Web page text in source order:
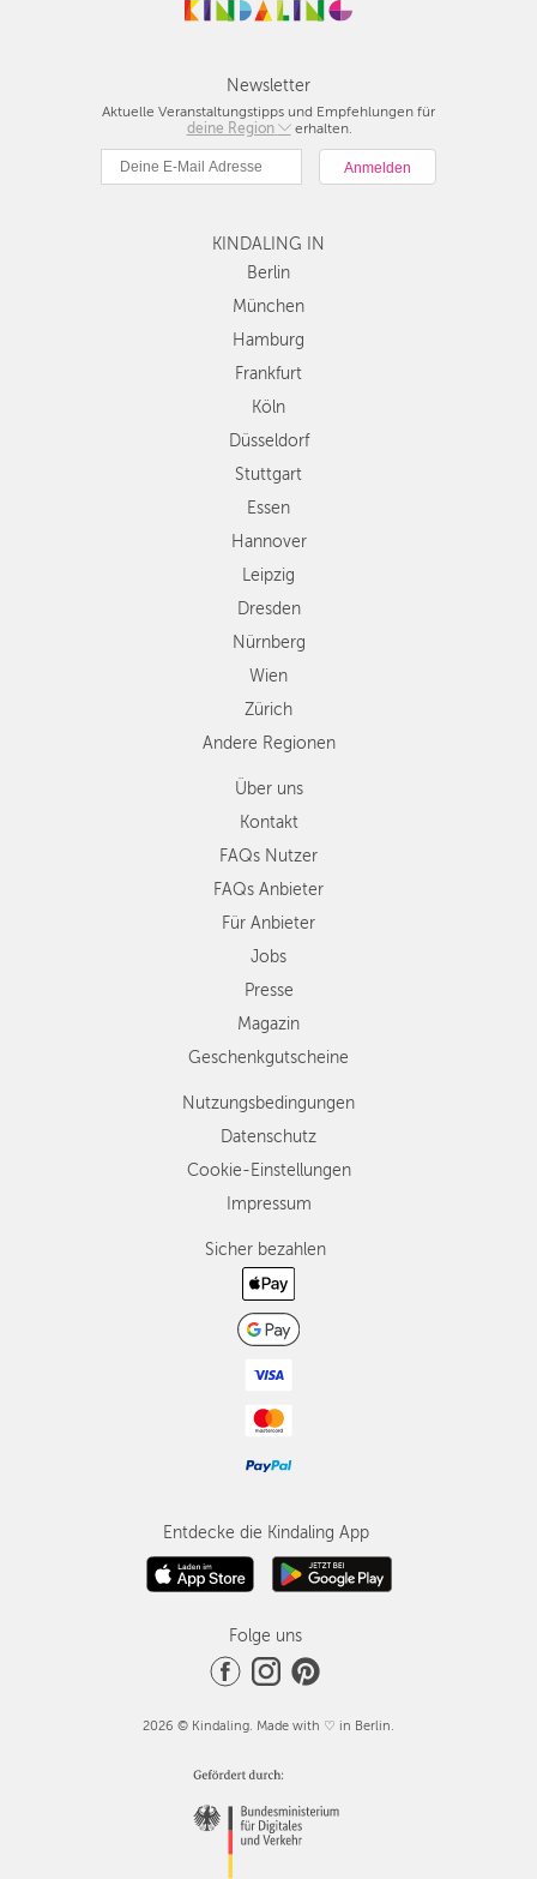
Newsletter
Aktuelle Veranstaltungstipps und Empfehlungen für
deine Region
Berlin
München
Hamburg
Köln
Düsseldorf
Stuttgart
Essen
Dresden
Nürnberg
Wien
Zürich
Andere
Regionen
erhalten.
KINDALING IN
Berlin
München
Hamburg
Frankfurt
Köln
Düsseldorf
Stuttgart
Essen
Hannover
Leipzig
Dresden
Nürnberg
Wien
Zürich
Andere Regionen
Über uns
Kontakt
FAQs Nutzer
FAQs Anbieter
Für Anbieter
Jobs
Presse
Magazin
Geschenkgutscheine
Nutzungsbedingungen
Datenschutz
Cookie-Einstellungen
Impressum
Sicher bezahlen
Entdecke die Kindaling App
Folge uns
2026 © Kindaling. Made with ♡ in Berlin.